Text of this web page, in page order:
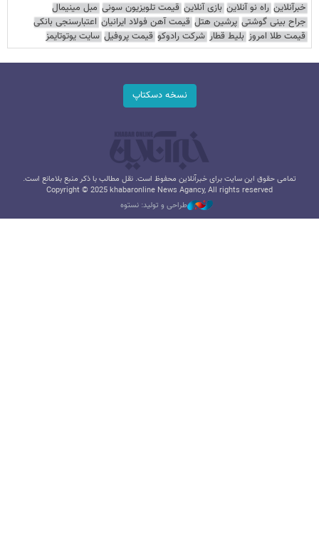
خبرآنلاین راه نو آنلاین بازی آنلاین قیمت تلویزیون سونی مبل مینیمال
جراح بینی گوشتی پرشین هتل قیمت آهن فولاد ایرانیان اعتبارسنجی بانکی
قیمت طلا امروز بلیط قطار شرکت رادوکو قیمت پروفیل سایت یوتوتایمز
نسخه دسکتاپ
تمامی حقوق این سایت برای خبرآنلاین محفوظ است. نقل مطالب با ذکر منبع بلامانع است.
Copyright © 2025 khabaronline News Agancy, All rights reserved
طراحی و تولید: نستوه